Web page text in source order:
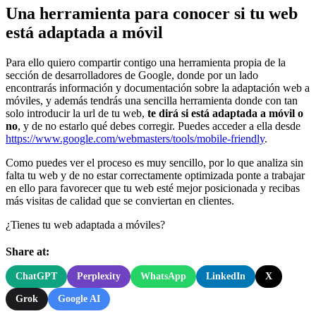
Una herramienta para conocer si tu web
está adaptada a móvil
Para ello quiero compartir contigo una herramienta propia de la
sección de desarrolladores de Google, donde por un lado
encontrarás información y documentación sobre la adaptación web a
móviles, y además tendrás una sencilla herramienta donde con tan
solo introducir la url de tu web, te dirá si está adaptada a móvil o
no, y de no estarlo qué debes corregir. Puedes acceder a ella desde
https://www.google.com/webmasters/tools/mobile-friendly.
Como puedes ver el proceso es muy sencillo, por lo que analiza sin
falta tu web y de no estar correctamente optimizada ponte a trabajar
en ello para favorecer que tu web esté mejor posicionada y recibas
más visitas de calidad que se conviertan en clientes.
¿Tienes tu web adaptada a móviles?
Share at:
ChatGPT Perplexity WhatsApp LinkedIn X
Grok Google AI